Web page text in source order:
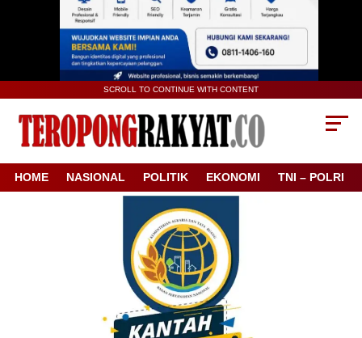
SCROLL TO CONTINUE WITH CONTENT
HOME NASIONAL POLITIK EKONOMI TNI – POLRI